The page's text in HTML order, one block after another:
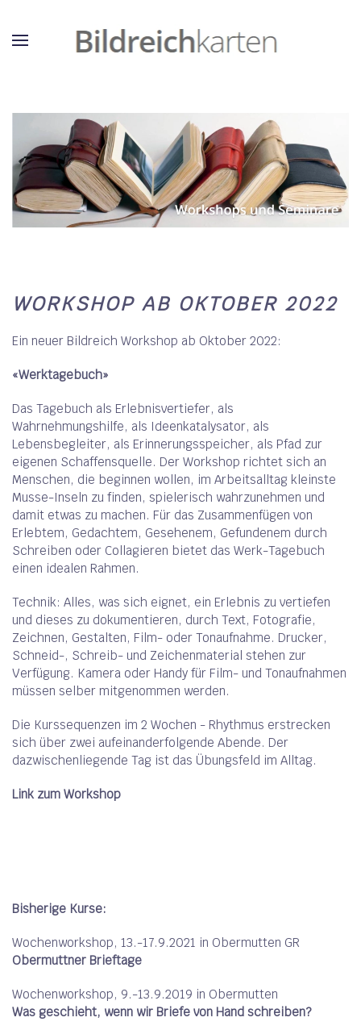
WORKSHOP AB OKTOBER 2022
Ein neuer Bildreich Workshop ab Oktober 2022:
«Werktagebuch»
Das Tagebuch als Erlebnisvertiefer, als
Wahrnehmungshilfe, als Ideenkatalysator, als
Lebensbegleiter, als Erinnerungsspeicher, als Pfad zur
eigenen Schaffensquelle. Der Workshop richtet sich an
Menschen, die beginnen wollen, im Arbeitsalltag kleinste
Musse-Inseln zu finden, spielerisch wahrzunehmen und
damit etwas zu machen. Für das Zusammenfügen von
Erlebtem, Gedachtem, Gesehenem, Gefundenem durch
Schreiben oder Collagieren bietet das Werk-Tagebuch
einen idealen Rahmen.
Technik: Alles, was sich eignet, ein Erlebnis zu vertiefen
und dieses zu dokumentieren, durch Text, Fotografie,
Zeichnen, Gestalten, Film- oder Tonaufnahme. Drucker,
Schneid-, Schreib- und Zeichenmaterial stehen zur
Verfügung. Kamera oder Handy für Film- und Tonaufnahmen
müssen selber mitgenommen werden.
Die Kurssequenzen im 2 Wochen - Rhythmus erstrecken
sich über zwei aufeinanderfolgende Abende. Der
dazwischenliegende Tag ist das Übungsfeld im Alltag.
Link zum Workshop
Bisherige Kurse:
Wochenworkshop, 13.-17.9.2021 in Obermutten GR
Obermuttner Brieftage
Wochenworkshop, 9.-13.9.2019 in Obermutten
Was geschieht, wenn wir Briefe von Hand schreiben?